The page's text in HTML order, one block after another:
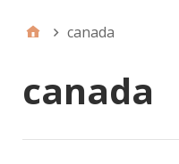
canada
canada